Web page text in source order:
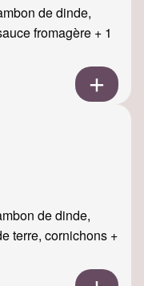
de dinde,
fromagère + 1
de dinde,
terre, cornichons +